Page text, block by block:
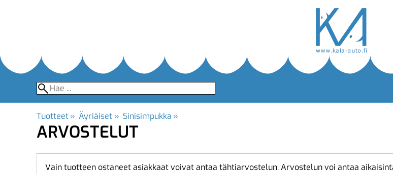
Tuotteet‪» Äyriäiset ‪» Sinisimpukka ‪»
ARVOSTELUT
Vain tuotteen ostaneet asiakkaat voivat antaa tähtiarvostelun. Arvostelun voi antaa